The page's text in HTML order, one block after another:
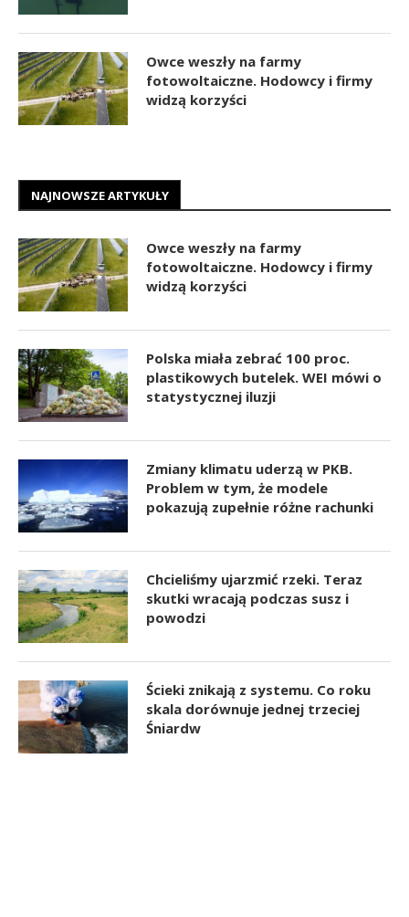
Owce weszły na farmy
fotowoltaiczne. Hodowcy i firmy
widzą korzyści
NAJNOWSZE ARTYKUŁY
Owce weszły na farmy
fotowoltaiczne. Hodowcy i firmy
widzą korzyści
Polska miała zebrać 100 proc.
plastikowych butelek. WEI mówi o
statystycznej iluzji
Zmiany klimatu uderzą w PKB.
Problem w tym, że modele
pokazują zupełnie różne rachunki
Chcieliśmy ujarzmić rzeki. Teraz
skutki wracają podczas susz i
powodzi
Ścieki znikają z systemu. Co roku
skala dorównuje jednej trzeciej
Śniardw